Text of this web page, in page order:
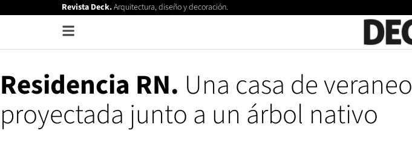
Revista Deck.Arquitectura, diseño y decoración.
Residencia RN. Una casa de veraneo
proyectada junto a un árbol nativo